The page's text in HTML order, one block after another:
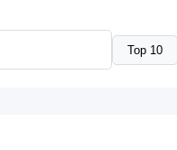
Top 10